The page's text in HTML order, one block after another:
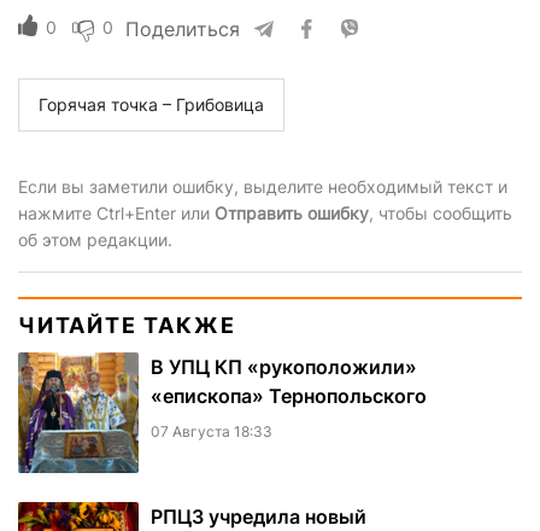
0 0 Поделиться
Горячая точка – Грибовица
Если вы заметили ошибку, выделите необходимый текст и
нажмите Ctrl+Enter или Отправить ошибку, чтобы сообщить
об этом редакции.
ЧИТАЙТЕ ТАКЖЕ
В УПЦ КП «рукоположили»
«епископа» Тернопольского
07 Августа 18:33
РПЦЗ учредила новый